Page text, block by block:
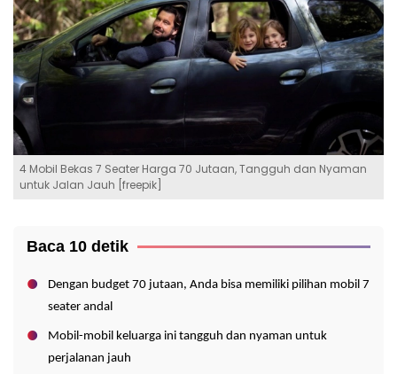
4 Mobil Bekas 7 Seater Harga 70 Jutaan, Tangguh dan Nyaman
untuk Jalan Jauh [freepik]
Baca 10 detik
Dengan budget 70 jutaan, Anda bisa memiliki pilihan mobil 7
seater andal
Mobil-mobil keluarga ini tangguh dan nyaman untuk
perjalanan jauh